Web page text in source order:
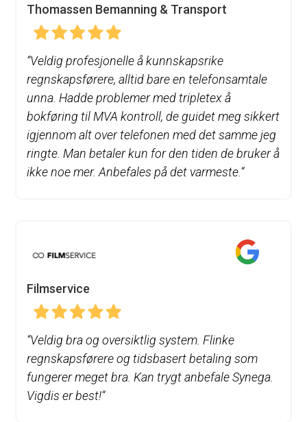
Thomassen Bemanning & Transport
“Veldig profesjonelle å kunnskapsrike
regnskapsførere, alltid bare en telefonsamtale
unna. Hadde problemer med tripletex å
bokføring til MVA kontroll, de guidet meg sikkert
igjennom alt over telefonen med det samme jeg
ringte. Man betaler kun for den tiden de bruker å
ikke noe mer. Anbefales på det varmeste.“
Filmservice
“Veldig bra og oversiktlig system. Flinke
regnskapsførere og tidsbasert betaling som
fungerer meget bra. Kan trygt anbefale Synega.
Vigdis er best!“